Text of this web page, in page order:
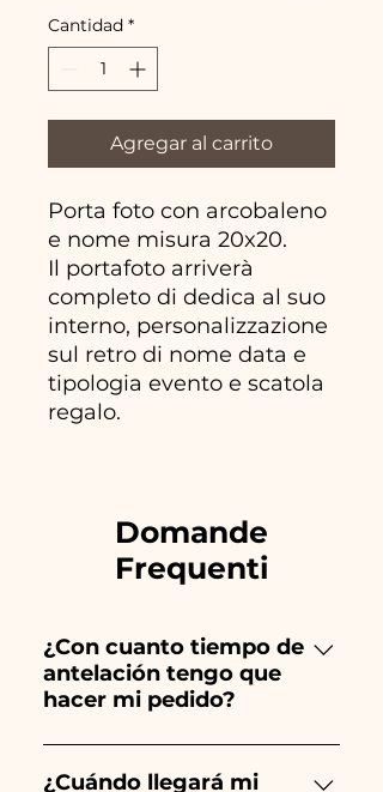
Cantidad *
Agregar al carrito
Porta foto con arcobaleno
e nome misura 20x20.
Il portafoto arriverà
completo di dedica al suo
interno, personalizzazione
sul retro di nome data e
tipologia evento e scatola
regalo.
Domande
Frequenti
¿Con cuanto tiempo de
antelación tengo que
hacer mi pedido?
Ceramiche Ania crea y pinta
totalmente a mano, ¡por lo que
¿Cuándo llegará mi